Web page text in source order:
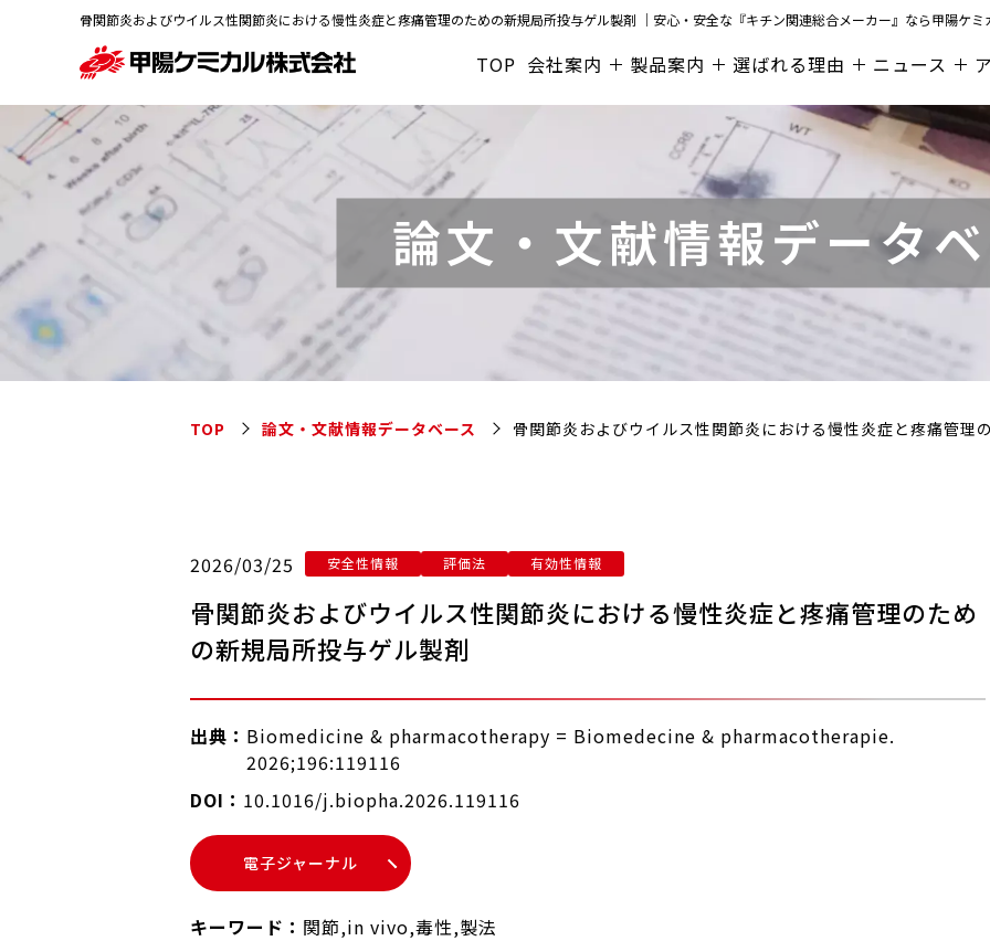
骨関節炎およびウイルス性関節炎における慢性炎症と疼痛管理のための新規局所投与ゲル製剤 ｜安心・安全な『キチン関連総合メーカー』なら甲陽ケミ
TOP 会社案内 製品案内 選ばれる理由 ニュース
論文・文献情報データ
TOP 論文・文献情報データベース 骨関節炎およびウイルス性関節炎における慢性炎症と疼痛管理
2026/03/25 安全性情報 評価法 有効性情報
骨関節炎およびウイルス性関節炎における慢性炎症と疼痛管理のため
の新規局所投与ゲル製剤
出典： Biomedicine & pharmacotherapy = Biomedecine & pharmacotherapie.
2026;196:119116
DOI： 10.1016/j.biopha.2026.119116
電子ジャーナル
キーワード： 関節,in vivo,毒性,製法